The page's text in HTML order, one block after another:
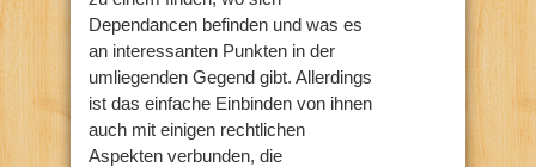
Dependancen befinden und was es
an interessanten Punkten in der
umliegenden Gegend gibt. Allerdings
ist das einfache Einbinden von ihnen
auch mit einigen rechtlichen
Aspekten verbunden, die